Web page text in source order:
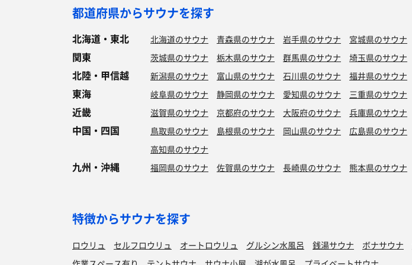
都道府県からサウナを探す
北海道・東北 北海道のサウナ 青森県のサウナ 岩手県のサウナ 宮城県のサウナ
関東 茨城県のサウナ 栃木県のサウナ 群馬県のサウナ 埼玉県のサウナ
北陸・甲信越 新潟県のサウナ 富山県のサウナ 石川県のサウナ 福井県のサウナ
東海 岐阜県のサウナ 静岡県のサウナ 愛知県のサウナ 三重県のサウナ
近畿 滋賀県のサウナ 京都府のサウナ 大阪府のサウナ 兵庫県のサウナ
中国・四国 鳥取県のサウナ 島根県のサウナ 岡山県のサウナ 広島県のサウナ
高知県のサウナ
九州・沖縄 福岡県のサウナ 佐賀県のサウナ 長崎県のサウナ 熊本県のサウナ
特徴からサウナを探す
ロウリュ セルフロウリュ オートロウリュ グルシン水風呂 銭湯サウナ ボナサウナ